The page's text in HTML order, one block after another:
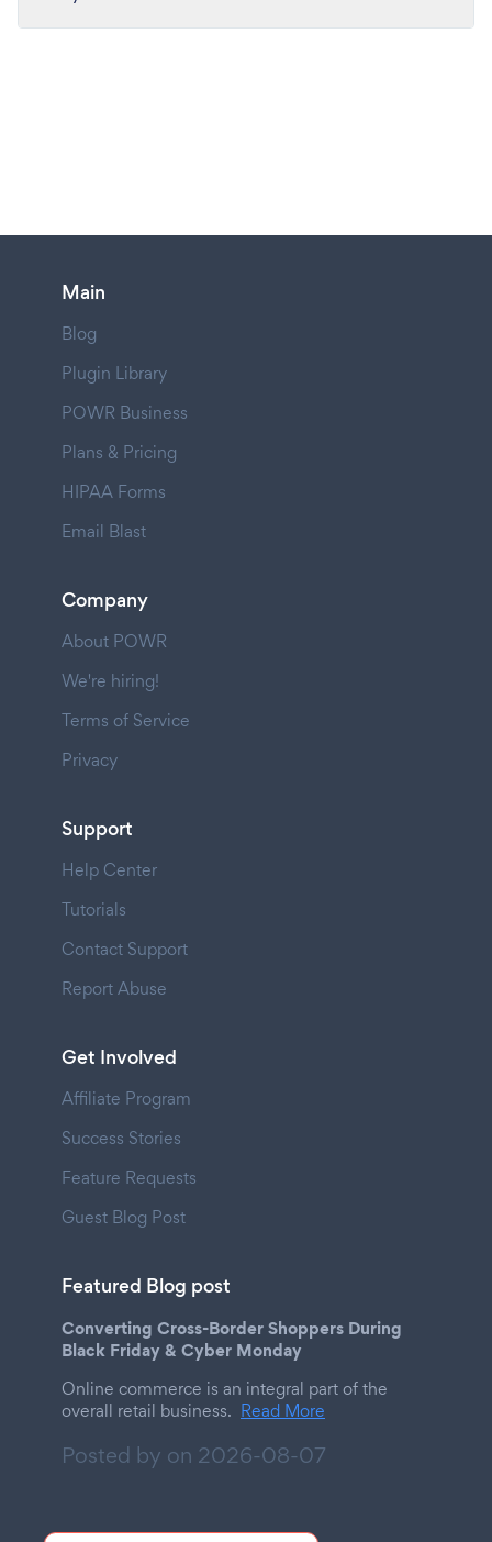
Main
Blog
Plugin Library
POWR Business
Plans & Pricing
HIPAA Forms
Email Blast
Company
About POWR
We're hiring!
Terms of Service
Privacy
Support
Help Center
Tutorials
Contact Support
Report Abuse
Get Involved
Affiliate Program
Success Stories
Feature Requests
Guest Blog Post
Featured Blog post
Converting Cross-Border Shoppers During
Black Friday & Cyber Monday
Online commerce is an integral part of the
overall retail business. Read More
Posted by on 2026-08-07